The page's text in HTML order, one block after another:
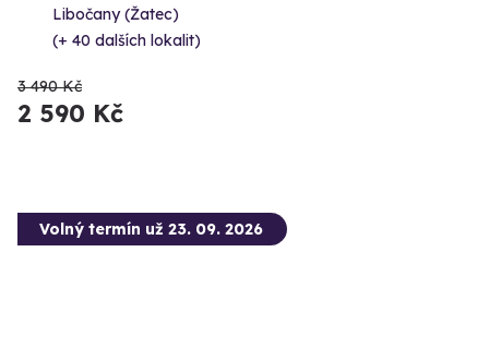
Libočany (Žatec)
(+ 40 dalších lokalit)
3 490 Kč
2 590 Kč
Volný termín už 23. 09. 2026